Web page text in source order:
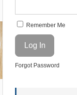
Remember Me
Forgot Password